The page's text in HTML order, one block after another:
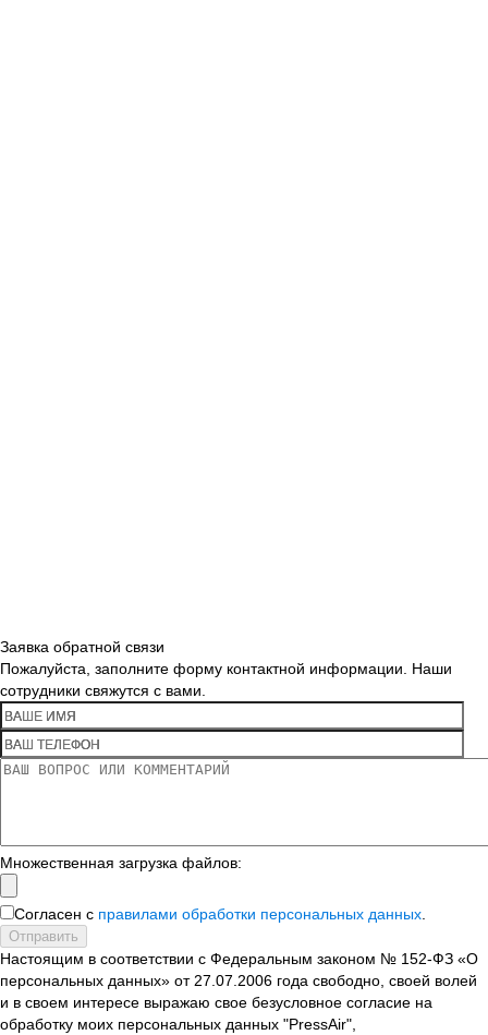
Заявка обратной связи
Пожалуйста, заполните форму контактной информации. Наши
сотрудники свяжутся с вами.
Множественная загрузка файлов:
Согласен с правилами обработки персональных данных
Отправить
Настоящим в соответствии с Федеральным законом № 152-ФЗ «О
персональных данных» от 27.07.2006 года свободно, своей волей
и в своем интересе выражаю свое безусловное согласие на
обработку моих персональных данных "PressAir",